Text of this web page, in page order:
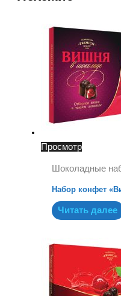
Просмотр
Шоколадные
Набор конфет
Читать далее